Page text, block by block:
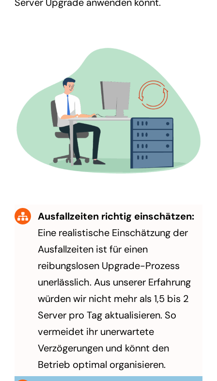
Ausfallzeiten richtig einschätzen:
Eine realistische Einschätzung der
Ausfallzeiten ist für einen
reibungslosen Upgrade-Prozess
unerlässlich. Aus unserer Erfahrung
würden wir nicht mehr als 1,5 bis 2
Server pro Tag aktualisieren. So
vermeidet ihr unerwartete
Verzögerungen und könnt den
Betrieb optimal organisieren.